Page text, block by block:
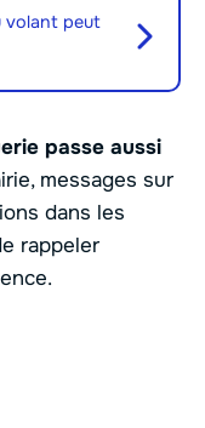
volant peut
passe aussi
messages sur
dans les
rappeler